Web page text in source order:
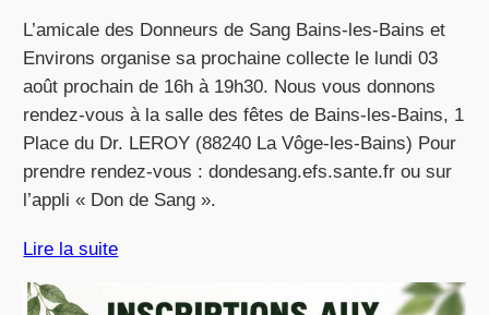
L’amicale des Donneurs de Sang Bains-les-Bains et
Environs organise sa prochaine collecte le lundi 03
août prochain de 16h à 19h30. Nous vous donnons
rendez-vous à la salle des fêtes de Bains-les-Bains, 1
Place du Dr. LEROY (88240 La Vôge-les-Bains) Pour
prendre rendez-vous : dondesang.efs.sante.fr ou sur
l’appli « Don de Sang ».
Lire la suite